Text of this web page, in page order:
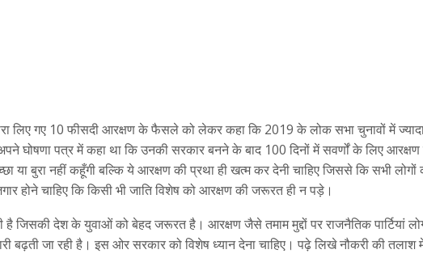
लिए गए 10 फीसदी आरक्षण के फैसले को लेकर कहा कि 2019 के लोक सभा चुनावों में
घोषणा पत्र में कहा था कि उनकी सरकार बनने के बाद 100 दिनों में सवर्णों के लिए
या बुरा नहीं कहूँगी बल्कि ये आरक्षण की प्रथा ही खत्म कर देनी चाहिए जिससे कि सभी लोगों
होने चाहिए कि किसी भी जाति विशेष को आरक्षण की जरूरत ही न पड़े।
जिसकी देश के युवाओं को बेहद जरूरत है। आरक्षण जैसे तमाम मुद्दों पर राजनैतिक पार्टियां
बढ़ती जा रही है। इस ओर सरकार को विशेष ध्यान देना चाहिए। पढ़े लिखे नौकरी की